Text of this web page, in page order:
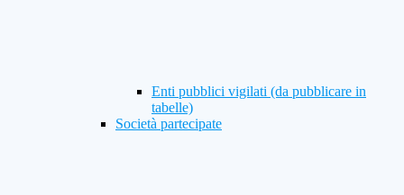
Enti pubblici vigilati (da pubblicare in
tabelle)
Società partecipate